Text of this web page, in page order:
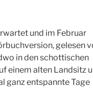
und im Februar
gelesen
in den schottischen
einem alten Landsitz
ganz entspannte Tage